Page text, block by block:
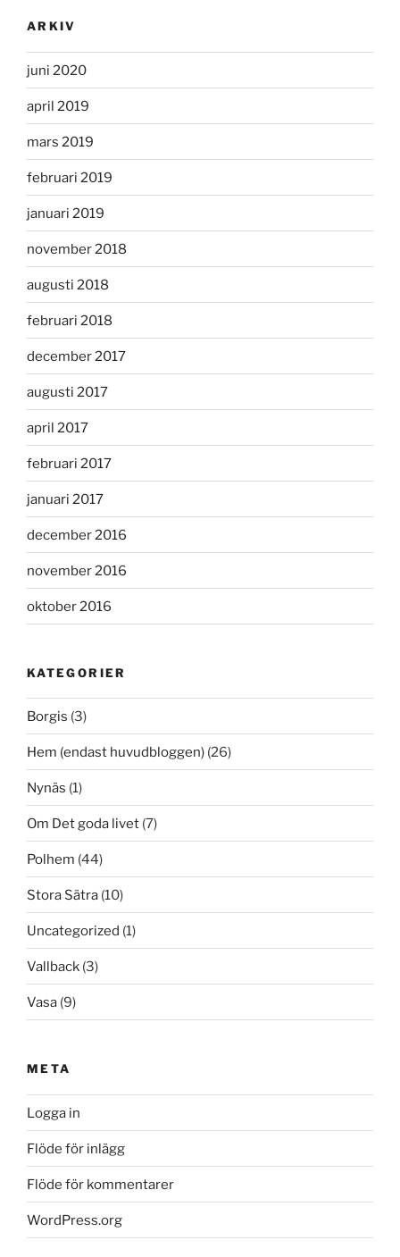
ARKIV
juni 2020
april 2019
mars 2019
februari 2019
januari 2019
november 2018
augusti 2018
februari 2018
december 2017
augusti 2017
april 2017
februari 2017
januari 2017
december 2016
november 2016
oktober 2016
KATEGORIER
Borgis (3)
Hem (endast huvudbloggen) (26)
Nynäs (1)
Om Det goda livet (7)
Polhem (44)
Stora Sätra (10)
Uncategorized (1)
Vallback (3)
Vasa (9)
META
Logga in
Flöde för inlägg
Flöde för kommentarer
WordPress.org